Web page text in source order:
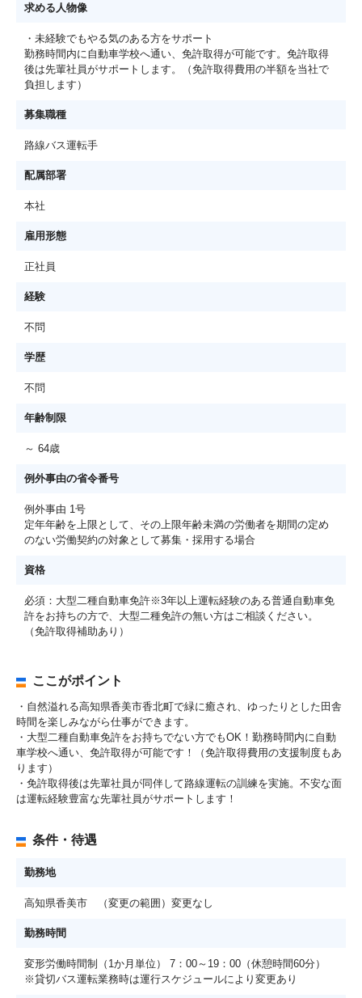
求める人物像
・未経験でもやる気のある方をサポート
勤務時間内に自動車学校へ通い、免許取得が可能です。免許取得
後は先輩社員がサポートします。（免許取得費用の半額を当社で
負担します）
募集職種
路線バス運転手
配属部署
本社
雇用形態
正社員
経験
不問
学歴
不問
年齢制限
～ 64歳
例外事由の省令番号
例外事由 1号
定年年齢を上限として、その上限年齢未満の労働者を期間の定め
のない労働契約の対象として募集・採用する場合
資格
必須：大型二種自動車免許※3年以上運転経験のある普通自動車免
許をお持ちの方で、大型二種免許の無い方はご相談ください。
（免許取得補助あり）
ここがポイント
・自然溢れる高知県香美市香北町で緑に癒され、ゆったりとした田舎
時間を楽しみながら仕事ができます。
・大型二種自動車免許をお持ちでない方でもOK！勤務時間内に自動
車学校へ通い、免許取得が可能です！（免許取得費用の支援制度もあ
ります）
・免許取得後は先輩社員が同伴して路線運転の訓練を実施。不安な面
は運転経験豊富な先輩社員がサポートします！
条件・待遇
勤務地
高知県香美市 （変更の範囲）変更なし
勤務時間
変形労働時間制（1か月単位） 7：00～19：00（休憩時間60分）
※貸切バス運転業務時は運行スケジュールにより変更あり